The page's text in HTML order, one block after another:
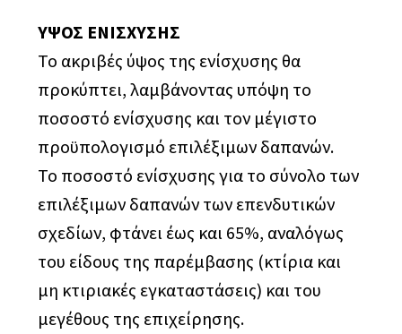
ΥΨΟΣ ΕΝΙΣΧΥΣΗΣ
Το ακριβές ύψος της ενίσχυσης θα
προκύπτει, λαμβάνοντας υπόψη το
ποσοστό ενίσχυσης και τον μέγιστο
προϋπολογισμό επιλέξιμων δαπανών.
Το ποσοστό ενίσχυσης για το σύνολο των
επιλέξιμων δαπανών των επενδυτικών
σχεδίων, φτάνει έως και 65%, αναλόγως
του είδους της παρέμβασης (κτίρια και
μη κτιριακές εγκαταστάσεις) και του
μεγέθους της επιχείρησης.